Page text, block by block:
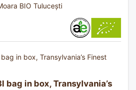
BIO Tulucești
bag in box, Transylvania’s